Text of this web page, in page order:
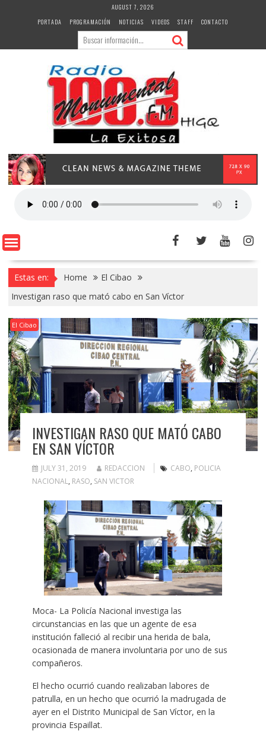
AUGUST 7, 2026
PORTADA
PROGRAMACIÓN NOTICIAS VIDEOS STAFF CONTACTO
Estas en: Home
El Cibao
Investigan raso que mató cabo en San Víctor
El Cibao
INVESTIGAN RASO QUE MATÓ CABO
EN SAN VÍCTOR
JULY 31, 2019 REDACCION CABO, POLICIA
NACIONAL, RASO, SAN VICTOR
Moca- La Policía Nacional investiga las
circunstancias en las que un agente de esa
institución falleció al recibir una herida de bala,
ocasionada de manera involuntaria por uno de sus
compañeros.
El hecho ocurrió cuando realizaban labores de
patrulla, en un hecho que ocurrió la madrugada de
ayer en el Distrito Municipal de San Víctor, en la
provincia Espaillat.